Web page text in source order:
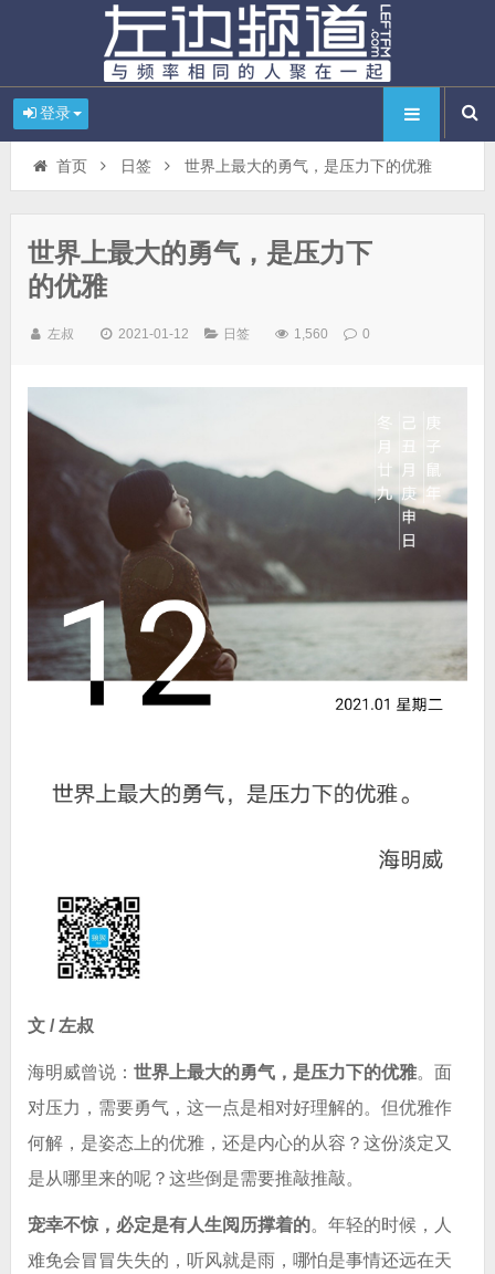
登录
首页 日签 世界上最大的勇气，是压力下的优雅
世界上最大的勇气，是压力下
的优雅
左叔 2021-01-12 日签 1,560 0
文 / 左叔
海明威曾说： 世界上最大的勇气，是压力下的优雅。面
对压力，需要勇气，这一点是相对好理解的。但优雅作
何解，是姿态上的优雅，还是内心的从容？这份淡定又
是从哪里来的呢？这些倒是需要推敲推敲。
宠幸不惊，必定是有人生阅历撑着的。年轻的时候，人
难免会冒冒失失的，听风就是雨，哪怕是事情还远在天